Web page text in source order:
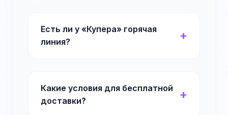
Есть ли у «Купера» горячая
линия?
Какие условия для бесплатной
доставки?